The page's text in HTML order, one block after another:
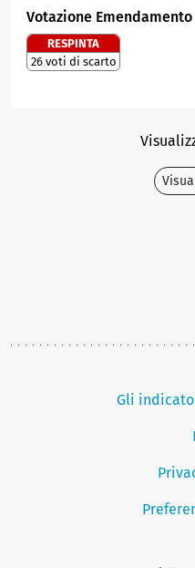
Votazione Emendamento
RESPINTA
26 voti di scarto
Gli